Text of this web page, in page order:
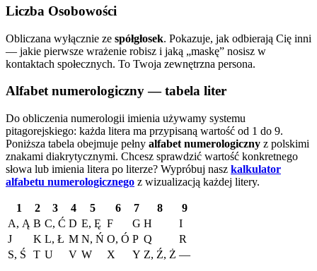
Liczba Osobowości
Obliczana wyłącznie ze spółgłosek. Pokazuje, jak odbierają Cię inni
— jakie pierwsze wrażenie robisz i jaką „maskę” nosisz w
kontaktach społecznych. To Twoja zewnętrzna persona.
Alfabet numerologiczny — tabela liter
Do obliczenia numerologii imienia używamy systemu
pitagorejskiego: każda litera ma przypisaną wartość od 1 do 9.
Poniższa tabela obejmuje pełny alfabet numerologiczny z polskimi
znakami diakrytycznymi. Chcesz sprawdzić wartość konkretnego
słowa lub imienia litera po literze? Wypróbuj nasz kalkulator
alfabetu numerologicznego z wizualizacją każdej litery.
1 2 3 4 5 6 7 8
9
A, Ą B C, Ć D E, Ę F G H
I
J
K L, Ł M N, Ń O, Ó P Q
R
S, Ś
T U V W X Y Z, Ź, Ż —